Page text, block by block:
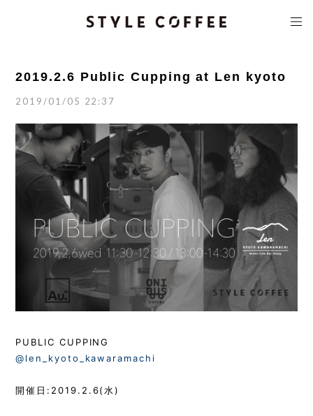
2019.2.6 Public Cupping at Len kyoto
2019/01/05 22:37
PUBLIC CUPPING
@len_kyoto_kawaramachi
開催日:2019.2.6(水)